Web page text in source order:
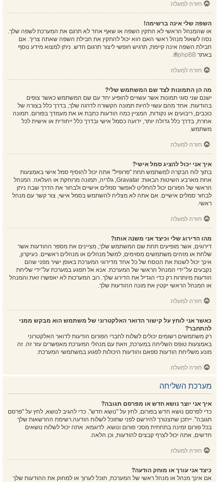
חזרה למעלה
השפה שלי אינה ברשימה!
או שהמנהל הראשי לא התקין השפה או שאף אחד לא תרגם את המערכת לשפה שלך.
נסה לשאול מנהל ראשי האם הוא יכול להתקין את חבילת השפה שאתה צריך. אם
חבילת השפה אינה קיימת, תרגיש חופשי ליצור תרגום חדש. ניתן למצוא מידע נוסף
באתר phpBB
®.
חזרה למעלה
מה הן התמונות לצד שם המשתמש שלי?
ישנם שני סוגי תמונות אשר עשויים להופיע יחד עם שם המשתמש כאשר צופים
בהודעות. אחד מהם עשוי להיות תמונה הקשורה לדרגה שלך, בדרך כלל בצורה של
כוכבים, ריבועים או נקודות, המציין כמה הודעות כתבת או את מעמדך בפורום. תמונה
אחרת, בדרך כלל גדולה יותר, ידועה כסמל אישי ובדרך כלל ייחודית או אישית לכל
משתמש.
חזרה למעלה
איך אני יכול להציג סמל אישי?
בתוך לוח הבקרה למשתמש תחת "פרופיל" אתה יכול להוסיף סמל אישי באמצעות
אחת מארבע השיטות הבאות: Gravatar, גלריה, תמונה מרוחקת או העלאה. המנהל
הראשי של הפורום יכול להחליט לאפשר סמלים אישיים ולבחור את הדרך שבה ניתן
לבחור סמלים אישיים. אם אתה לא מצליח להשתמש בסמל אישי, צור קשר עם מנהל
ראשי.
חזרה למעלה
מהו הדירוג שלי וכיצד אני משנה אותו?
דירוגים, אשר מופיעים תחת שם המשתמש שלך, מציינים את מספר ההודעות אשר
שלחת או מזהים משתמשים מסוימים, למשל מנהלים או מנהלים ראשיים. כעיקרון,
אינך יכול לשנות את הנוסח של כל אחד מדירוגי המערכת באופן ישיר מפני שהם
נקבעים על־ידי המנהל הראשי של המערכת. אנא אל תפגע במערכת על־ידי שליחת
הודעות מיותרות רק כדי הגדיל את הדירוג שלך. רוב המערכות לא יאפשרו זאת והמנהל
או המנהל הראשי יקטין את מונה ההודעות שלך.
חזרה למעלה
כאשר אני לוחץ על קישור הדואר האלקטרוני של משתמש הוא מבקש ממני
להתחבר?
רק משתמשים רשומים יכולים לשלוח לחברי הפורום הודעות לדואר האלקטרוני
באמצעות טופס השליחה במערכת, וזאת עם מנהלי המערכת מאפשרים עזר זה. זה
מונע משליחת הודעות ספאם והודעות היכולות לפגוע במשתמשי המערכת.
חזרה למעלה
מערכת השליחה
איך אני יוצר נושא חדש או מפרסם תגובה?
כדי לפרסם נושא חדש בפורום, לחץ על "נושא חדש". כדי להגיב לנושא, לחץ על "פרסם
תגובה". ייתכן שתצטרך להירשם לפני שתוכל לשלוח הודעה.רשימת ההרשאות שלך
בכל פורום זמינה בתחתית מסכי פורום ונושא. לדוגמא: אתה יכול לשלוח נושאים
חדשים, אתה יכול לצרף קבצים להודעות, וכן הלאה.
חזרה למעלה
כיצד אני עורך או מוחק הודעה?
אם אינך מנהל או מנהל ראשי של המערכת, תוכל לערוך או למחוק את ההודעות שלך